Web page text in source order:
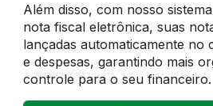
Além disso, com nosso
nota fiscal eletrônica, suas
lançadas automaticamente no
e despesas, garantindo mais
controle para o seu financeiro.